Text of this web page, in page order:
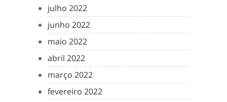
julho 2022
junho 2022
maio 2022
abril 2022
março 2022
fevereiro 2022